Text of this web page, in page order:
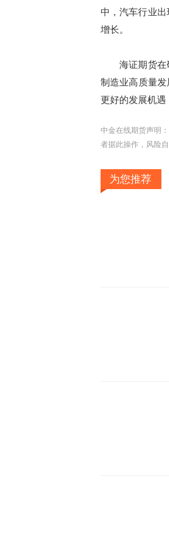
中，汽车行业
增长。
海证期货在研
制造业高质量发
更好的发展机遇
中金在线期货声明
者据此操作，风险自
为您推荐